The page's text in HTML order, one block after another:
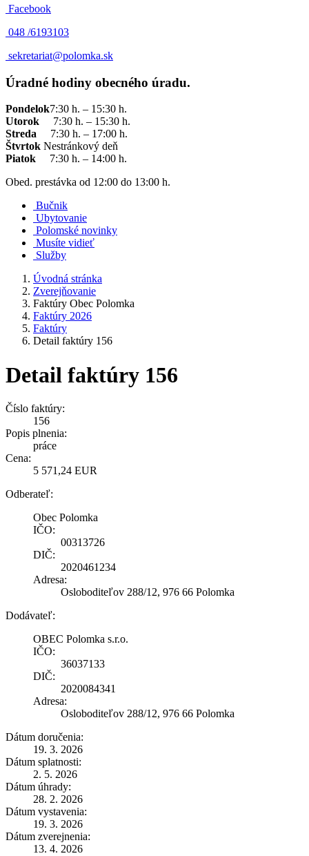
Facebook
048 /6193103
sekretariat@polomka.sk
Úradné hodiny obecného úradu.
Pondelok7:30 h. – 15:30 h.
Utorok 7:30 h. – 15:30 h.
Streda 7:30 h. – 17:00 h.
Štvrtok Nestránkový deň
Piatok
7:30 h. – 14:00 h.
Obed. prestávka od 12:00 do 13:00 h.
Bučnik
Ubytovanie
Polomské novinky
Musíte vidieť
Služby
Úvodná stránka
Zverejňovanie
Faktúry Obec Polomka
Faktúry 2026
Faktúry
Detail faktúry 156
Detail faktúry 156
Číslo faktúry:
156
Popis plnenia:
práce
Cena:
5 571,24 EUR
Odberateľ:
Obec Polomka
IČO:
00313726
DIČ:
2020461234
Adresa:
Osloboditeľov 288/12, 976 66 Polomka
Dodávateľ:
OBEC Polomka s.r.o.
IČO:
36037133
DIČ:
2020084341
Adresa:
Osloboditeľov 288/12, 976 66 Polomka
Dátum doručenia:
19. 3. 2026
Dátum splatnosti:
2. 5. 2026
Dátum úhrady:
28. 2. 2026
Dátum vystavenia:
19. 3. 2026
Dátum zverejnenia:
13. 4. 2026